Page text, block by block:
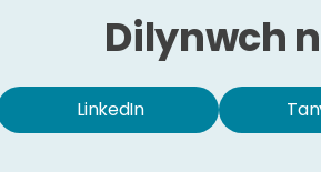
Dilynwch
LinkedIn